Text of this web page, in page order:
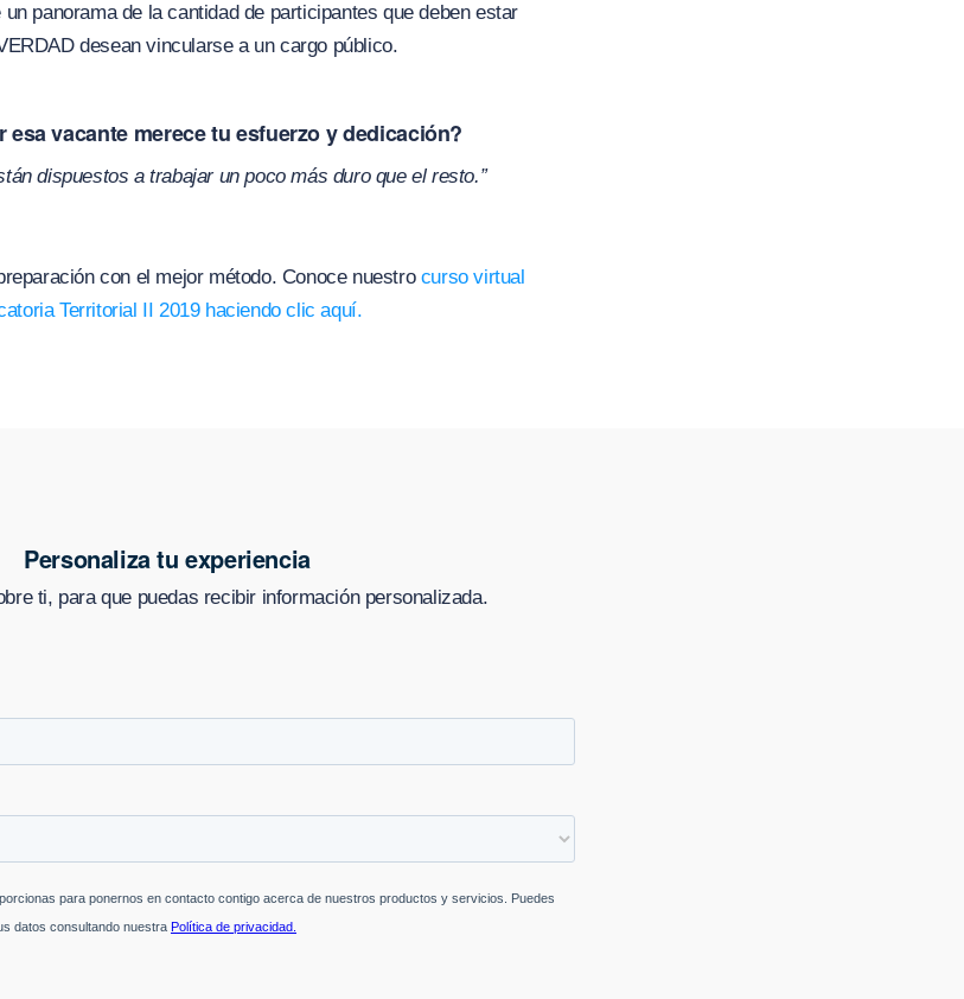
panorama de la cantidad de participantes que deben estar
desean vincularse a un cargo público.
esa vacante merece tu esfuerzo y dedicación?
dispuestos a trabajar un poco más duro que el resto.”
con el mejor método. Conoce nuestro curso virtual
Territorial II 2019 haciendo clic aquí.
Personaliza tu experiencia
ti, para que puedas recibir información personalizada.